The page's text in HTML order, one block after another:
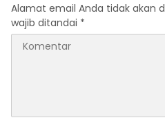
Alamat email Anda tidak akan
wajib ditandai *